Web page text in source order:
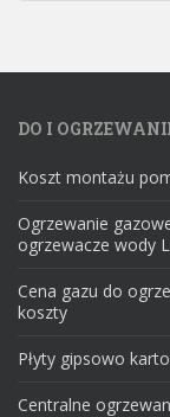
DO I
Koszt montażu
Ogrzewanie
ogrzewacze wody
Cena gazu do
koszty
Płyty gipsowo
Centralne